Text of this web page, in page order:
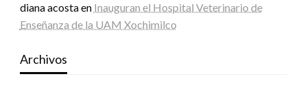
diana acostaen Inauguran el Hospital Veterinario de
Enseñanza de la UAM Xochimilco
Archivos